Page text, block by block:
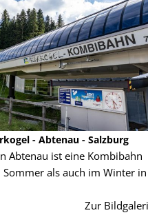
- Abtenau - Salzburg
Abtenau ist eine Kombibahn
als auch im Winter in
Zur